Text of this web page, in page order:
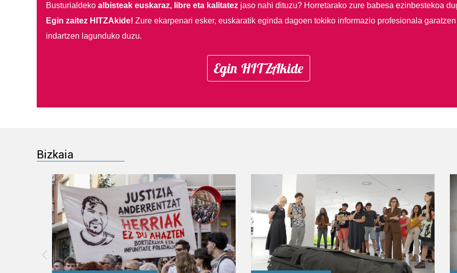
Busturialdeko albisteak euskaraz, libre eta kalitatezjaso nahi dituzu? Horretarako zure babesa ezinbestekoa
Egin zaitez HITZAkide! Zure ekarpenari esker, euskaratik eginda dagoen tokiko informazio profesionala garatzen
indartzen lagunduko duzu.
Egin HITZAkide
Bizkaia